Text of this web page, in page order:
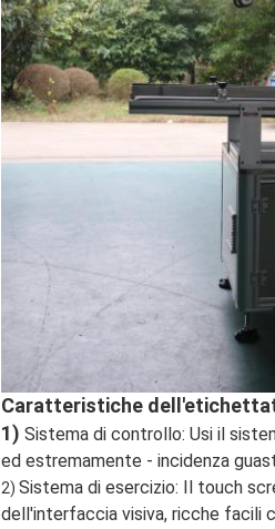
Caratteristiche
1) Sistema di controllo: Usi il
ed estremamente - incidenza
2) Sistema di esercizio: Il touch
dell'interfaccia visiva, ricche facili